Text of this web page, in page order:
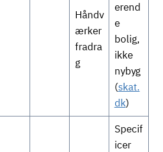
Håndv
ærker
fradra
g
erend
e
bolig,
ikke
nybyg
(skat.
dk)
Specif
icer